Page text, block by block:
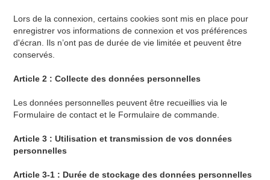
Lors de la connexion, certains cookies sont mis en place pour
enregistrer vos informations de connexion et vos préférences
d'écran. Ils n’ont pas de durée de vie limitée et peuvent être
conservés.
Article 2 : Collecte des données personnelles
Les données personnelles peuvent être recueillies via le
Formulaire de contact et le Formulaire de commande.
Article 3 : Utilisation et transmission de vos données
personnelles
Article 3-1 : Durée de stockage des données personnelles